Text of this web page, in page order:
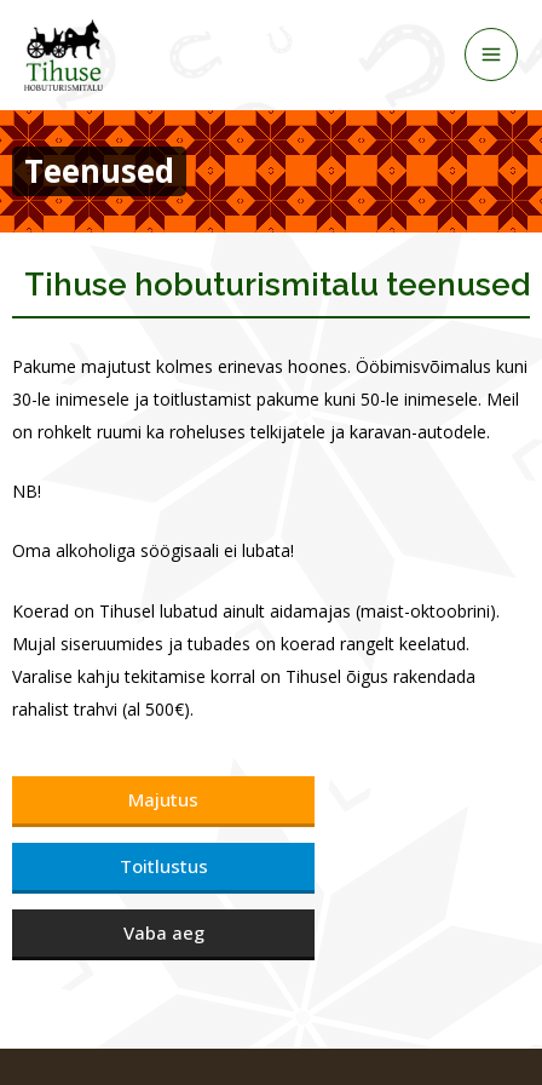
content
Teenused
Tihuse hobuturismitalu teenused
Pakume majutust kolmes erinevas hoones. Ööbimisvõimalus kuni
30-le inimesele ja toitlustamist pakume kuni 50-le inimesele. Meil
on rohkelt ruumi ka roheluses telkijatele ja karavan-autodele.
NB!
Oma alkoholiga söögisaali ei lubata!
Koerad on Tihusel lubatud ainult aidamajas (maist-oktoobrini).
Mujal siseruumides ja tubades on koerad rangelt keelatud.
Varalise kahju tekitamise korral on Tihusel õigus rakendada
rahalist trahvi (al 500€).
Majutus
Toitlustus
Vaba aeg